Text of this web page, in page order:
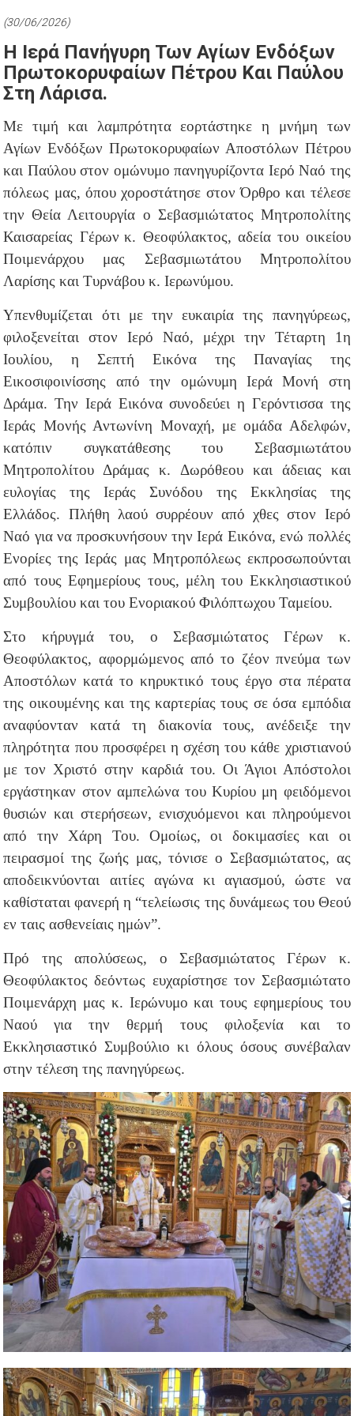
(30/06/2026)
Η Ιερά Πανήγυρη Των Αγίων Ενδόξων
Πρωτοκορυφαίων Πέτρου Και Παύλου
Στη Λάρισα.
Με τιμή και λαμπρότητα εορτάστηκε η μνήμη των
Αγίων Ενδόξων Πρωτοκορυφαίων Αποστόλων Πέτρου
και Παύλου στον ομώνυμο πανηγυρίζοντα Ιερό Ναό της
πόλεως μας, όπου χοροστάτησε στον Όρθρο και τέλεσε
την Θεία Λειτουργία ο Σεβασμιώτατος Μητροπολίτης
Καισαρείας Γέρων κ. Θεοφύλακτος, αδεία του οικείου
Ποιμενάρχου μας Σεβασμιωτάτου Μητροπολίτου
Λαρίσης και Τυρνάβου κ. Ιερωνύμου.
Υπενθυμίζεται ότι με την ευκαιρία της πανηγύρεως,
φιλοξενείται στον Ιερό Ναό, μέχρι την Τέταρτη 1η
Ιουλίου, η Σεπτή Εικόνα της Παναγίας της
Εικοσιφοινίσσης από την ομώνυμη Ιερά Μονή στη
Δράμα. Την Ιερά Εικόνα συνοδεύει η Γερόντισσα της
Ιεράς Μονής Αντωνίνη Μοναχή, με ομάδα Αδελφών,
κατόπιν συγκατάθεσης του Σεβασμιωτάτου
Μητροπολίτου Δράμας κ. Δωρόθεου και άδειας και
ευλογίας της Ιεράς Συνόδου της Εκκλησίας της
Ελλάδος. Πλήθη λαού συρρέουν από χθες στον Ιερό
Ναό για να προσκυνήσουν την Ιερά Εικόνα, ενώ πολλές
Ενορίες της Ιεράς μας Μητροπόλεως εκπροσωπούνται
από τους Εφημερίους τους, μέλη του Εκκλησιαστικού
Συμβουλίου και του Ενοριακού Φιλόπτωχου Ταμείου.
Στο κήρυγμά του, ο Σεβασμιώτατος Γέρων κ.
Θεοφύλακτος, αφορμώμενος από το ζέον πνεύμα των
Αποστόλων κατά το κηρυκτικό τους έργο στα πέρατα
της οικουμένης και της καρτερίας τους σε όσα εμπόδια
αναφύονταν κατά τη διακονία τους, ανέδειξε την
πληρότητα που προσφέρει η σχέση του κάθε χριστιανού
με τον Χριστό στην καρδιά του. Οι Άγιοι Απόστολοι
εργάστηκαν στον αμπελώνα του Κυρίου μη φειδόμενοι
θυσιών και στερήσεων, ενισχυόμενοι και πληρούμενοι
από την Χάρη Του. Ομοίως, οι δοκιμασίες και οι
πειρασμοί της ζωής μας, τόνισε ο Σεβασμιώτατος, ας
αποδεικνύονται αιτίες αγώνα κι αγιασμού, ώστε να
καθίσταται φανερή η “τελείωσις της δυνάμεως του Θεού
εν ταις ασθενείαις ημών”.
Πρό της απολύσεως, ο Σεβασμιώτατος Γέρων κ.
Θεοφύλακτος δεόντως ευχαρίστησε τον Σεβασμιώτατο
Ποιμενάρχη μας κ. Ιερώνυμο και τους εφημερίους του
Ναού για την θερμή τους φιλοξενία και το
Εκκλησιαστικό Συμβούλιο κι όλους όσους συνέβαλαν
στην τέλεση της πανηγύρεως.